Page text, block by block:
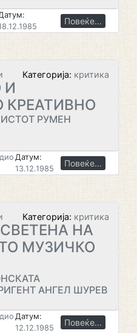
Повеќе...
Категорија: критика
И
РУМЕН
Датум:
13.12.1985
Повеќе...
Категорија: критика
НА
МУЗИЧКО
АНГЕЛ ШУРЕВ
Датум:
12.12.1985
Повеќе...